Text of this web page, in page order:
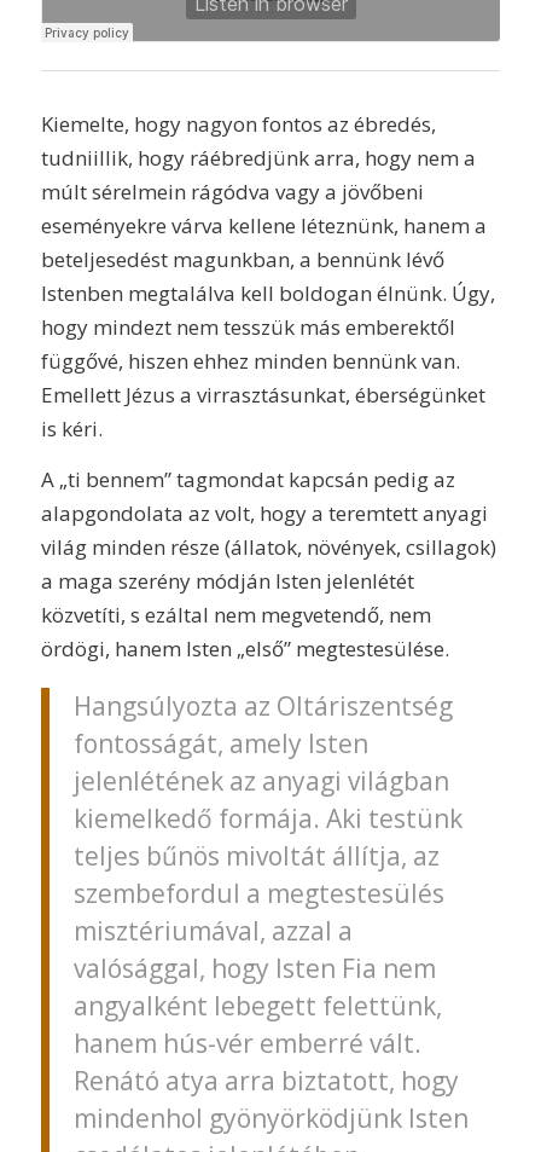
Kiemelte, hogy nagyon fontos az ébredés,
tudniillik, hogy ráébredjünk arra, hogy nem a
múlt sérelmein rágódva vagy a jövőbeni
eseményekre várva kellene léteznünk, hanem a
beteljesedést magunkban, a bennünk lévő
Istenben megtalálva kell boldogan élnünk. Úgy,
hogy mindezt nem tesszük más emberektől
függővé, hiszen ehhez minden bennünk van.
Emellett Jézus a virrasztásunkat, éberségünket
is kéri.
A „ti bennem” tagmondat kapcsán pedig az
alapgondolata az volt, hogy a teremtett anyagi
világ minden része (állatok, növények, csillagok)
a maga szerény módján Isten jelenlétét
közvetíti, s ezáltal nem megvetendő, nem
ördögi, hanem Isten „első” megtestesülése.
Hangsúlyozta az Oltáriszentség
fontosságát, amely Isten
jelenlétének az anyagi világban
kiemelkedő formája. Aki testünk
teljes bűnös mivoltát állítja, az
szembefordul a megtestesülés
misztériumával, azzal a
valósággal, hogy Isten Fia nem
angyalként lebegett felettünk,
hanem hús-vér emberré vált.
Renátó atya arra biztatott, hogy
mindenhol gyönyörködjünk Isten